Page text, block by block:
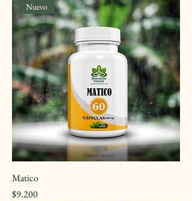
Nuevo
Matico
Precio
$9.200